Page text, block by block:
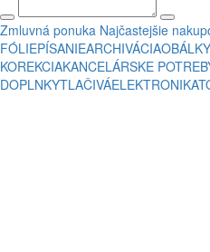
Zmluvná ponuka Najčastejšie
FÓLIEPÍSANIEARCHIVÁCIAOBÁLKY
KOREKCIAKANCELÁRSKE
DOPLNKYTLAČIVÁELEKTRONIKA